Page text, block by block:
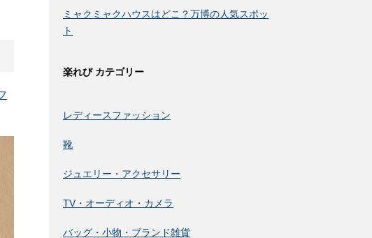
ミャクミャクハウスはどこ？万博の人気スポッ
ト
楽れび カテゴリー
レディースファッション
靴
ジュエリー・アクセサリー
TV・オーディオ・カメラ
バッグ・小物・ブランド雑貨